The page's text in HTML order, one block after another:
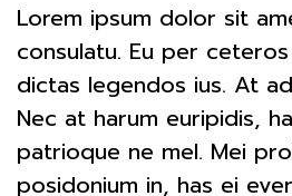
Lorem ipsum dolor sit
consulatu. Eu per
dictas legendos ius. At
Nec at harum euripidis,
patrioque ne mel. Mei
posidonium in, has ei